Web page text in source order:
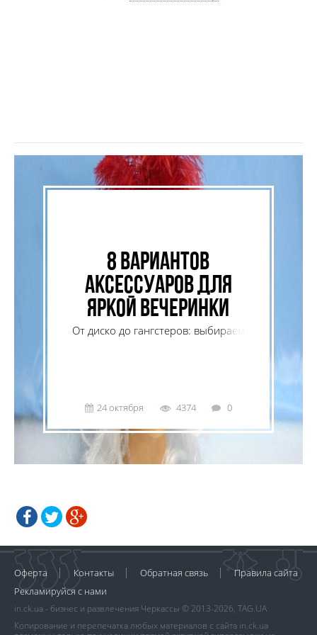
8 вариантов
аксессуаров для
яркой вечеринки
От диско до гангстеров: выбираем
аксессуары на праздник.
24 октября 4374 0
Оферта Контакты Обратная связь
Правила сайта
Рекламируйся с нами
in.ck.ua - бизнес и развлечения Черкассы © 2013-2026, TAG.UA
Копирование и перепечатка любых материалов с сайта in.ck.ua